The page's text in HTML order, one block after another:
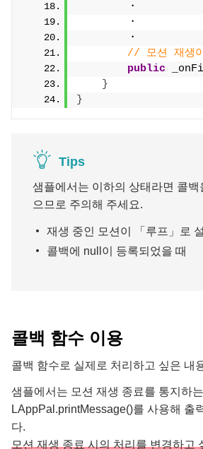
        ・
        ・
        ・
// 모션 재생
public
}
}
Tips
샘플에서는 이하의 상태라면 콜백
으므로 주의해 주세요.
재생 중인 모션이 「루프」로
콜백에 null이 등록되었을 때
콜백 함수 이용
콜백 함수로 실제로 처리하고 싶은 내
샘플에서는 모션 재생 종료를 통지하
LAppPal.printMessage()를 사용해 출
다.
모션 재생 종료 시의 처리를 변경하고